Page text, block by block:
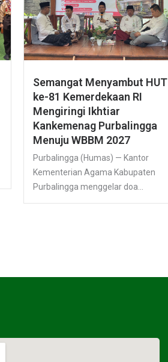
Semangat Menyambut HUT
ke-81 Kemerdekaan RI
Mengiringi Ikhtiar
Kankemenag Purbalingga
Menuju WBBM 2027
Purbalingga (Humas) — Kantor
Kementerian Agama Kabupaten
Purbalingga menggelar doa...